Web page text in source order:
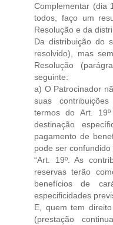
Complementar (dia
todos, faço um
Resolução e da
Da distribuição do
resolvido), mas
Resolução
seguinte:
a) O Patrocinador
suas
termos do Art.
destinação
pagamento de
pode ser confundido
“Art. 19º. As
reservas terão
benefícios de
especificidades
E, quem tem
(prestação